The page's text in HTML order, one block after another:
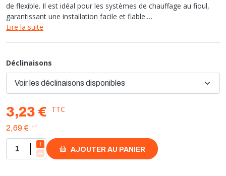
FILTRATION
de flexible. Il est idéal pour les systèmes de chauffage au fioul,
garantissant une installation facile et fiable.
classique
- une bonne longétivité et une bonne résistance à la corrosion
Lire la suite
Déclinaisons
3,23 € TTC
2,69 € HT
AJOUTER AU PANIER